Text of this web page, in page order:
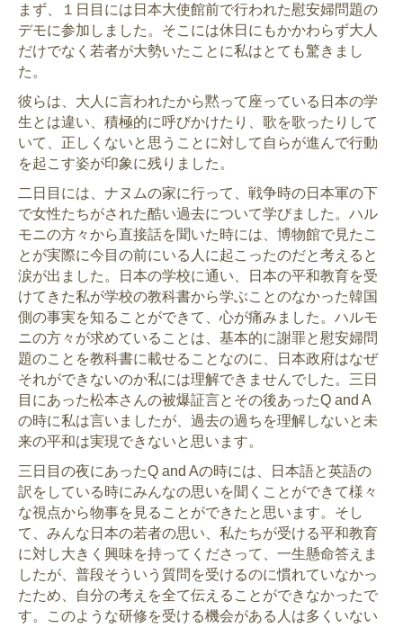
まず、１日目には日本大使館前で行われた慰安婦問題の
デモに参加しました。そこには休日にもかかわらず大人
だけでなく若者が大勢いたことに私はとても驚きまし
た。
彼らは、大人に言われたから黙って座っている日本の学
生とは違い、積極的に呼びかけたり、歌を歌ったりして
いて、正しくないと思うことに対して自らが進んで行動
を起こす姿が印象に残りました。
二日目には、ナヌムの家に行って、戦争時の日本軍の下
で女性たちがされた酷い過去について学びました。ハル
モニの方々から直接話を聞いた時には、博物館で見たこ
とが実際に今目の前にいる人に起こったのだと考えると
涙が出ました。日本の学校に通い、日本の平和教育を受
けてきた私が学校の教科書から学ぶことのなかった韓国
側の事実を知ることができて、心が痛みました。ハルモ
ニの方々が求めていることは、基本的に謝罪と慰安婦問
題のことを教科書に載せることなのに、日本政府はなぜ
それができないのか私には理解できませんでした。三日
目にあった松本さんの被爆証言とその後あったQ and A
の時に私は言いましたが、過去の過ちを理解しないと未
来の平和は実現できないと思います。
三日目の夜にあったQ and Aの時には、日本語と英語の
訳をしている時にみんなの思いを聞くことができて様々
な視点から物事を見ることができたと思います。そし
て、みんな日本の若者の思い、私たちが受ける平和教育
に対し大きく興味を持ってくださって、一生懸命答えま
したが、普段そういう質問を受けるのに慣れていなかっ
たため、自分の考えを全て伝えることができなかったで
す。このような研修を受ける機会がある人は多くいない